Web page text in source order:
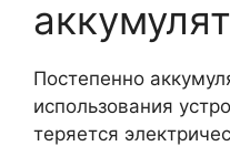
Постепенно
использования
теряется